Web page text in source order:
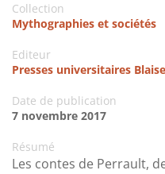
Collection
Mythographies et sociétés
Editeur
Presses universitaires
Date de publication
7 novembre 2017
Résumé
Les contes de Perrault,